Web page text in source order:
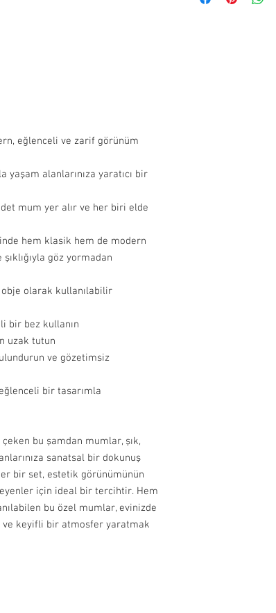
eğlenceli ve zarif görünüm
yaşam alanlarınıza yaratıcı bir
mum yer alır ve her biri elde
hem klasik hem de modern
göz yormadan
olarak kullanılabilir
bir bez kullanın
uzak tutun
ve gözetimsiz
eğlenceli bir tasarımla
bu şamdan mumlar, şık,
sanatsal bir dokunuş
bir set, estetik görünümünün
için ideal bir tercihtir. Hem
bu özel mumlar, evinizde
ve keyifli bir atmosfer yaratmak
verildiğinde kargo